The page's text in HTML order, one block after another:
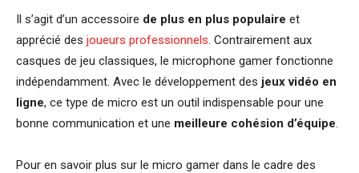
Il s’agit d’un accessoire de plus en plus populaire et
apprécié des joueurs professionnels. Contrairement aux
casques de jeu classiques, le microphone gamer fonctionne
indépendamment. Avec le développement des jeux vidéo en
ligne, ce type de micro est un outil indispensable pour une
bonne communication et une meilleure cohésion d’équipe.
Pour en savoir plus sur le micro gamer dans le cadre des